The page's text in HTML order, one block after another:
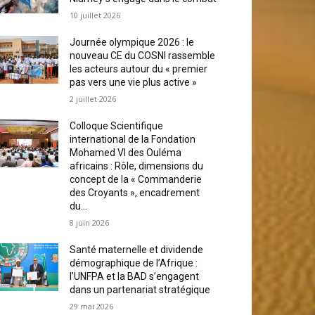
10 juillet 2026
Journée olympique 2026 : le
nouveau CE du COSNI rassemble
les acteurs autour du « premier
pas vers une vie plus active »
2 juillet 2026
Colloque Scientifique
international de la Fondation
Mohamed VI des Ouléma
africains : Rôle, dimensions du
concept de la « Commanderie
des Croyants », encadrement
du...
8 juin 2026
Santé maternelle et dividende
démographique de l’Afrique :
l’UNFPA et la BAD s’engagent
dans un partenariat stratégique
29 mai 2026